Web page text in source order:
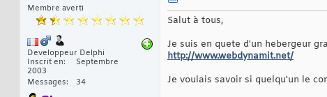
Membre averti
Developpeur Delphi
Inscrit en
Septembre
2003
Messages
34
Salut à tous,
Je suis en quete d'un hebergeur
http://www.webdynamit.net/
Je voulais savoir si quelqu'un le